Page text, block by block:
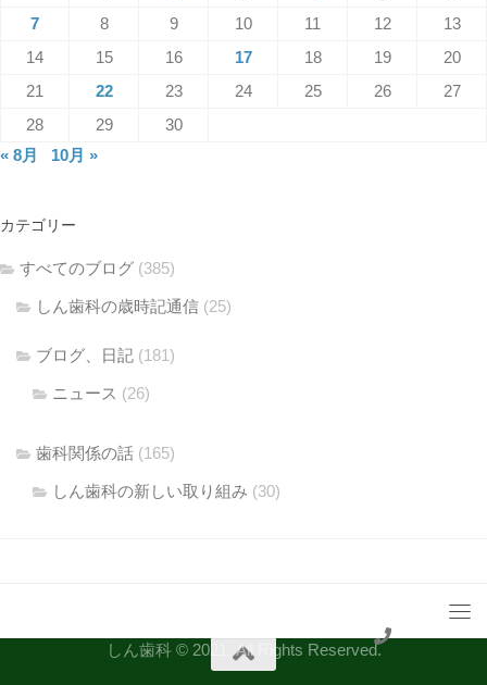
7
8 9 10 11 12
13
14
15 16 17 18 19
20
21
22 23 24 25 26
27
28
29
30
« 8月
10月 »
カテゴリー
すべてのブログ (385)
しん歯科の歳時記通信 (25)
ブログ、日記 (181)
ニュース (26)
歯科関係の話 (165)
しん歯科の新しい取り組み (30)
しん歯科 © 2021. All Rights Reserved.